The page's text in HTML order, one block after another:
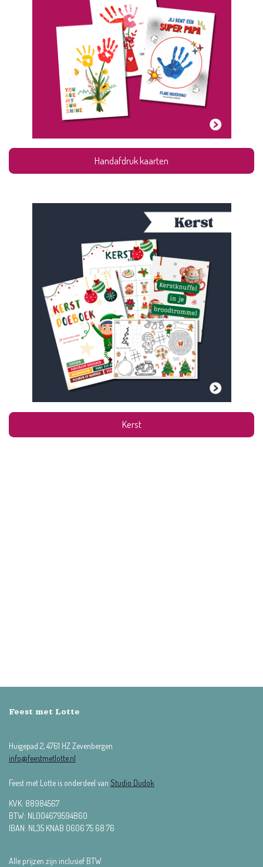
Handafdruk kaarten
Kerst
Feest met Lotte
Huigepad 2, 4761 HZ Zevenbergen
info@feestmetlotte.nl
Feest met Lotte is onderdeel van Studio Dudok
KVK: 88984567
BTW: NL004679594B60
IBAN: NL35 KNAB 0606 75 68 76
Alle prijzen zijn inclusief BTW